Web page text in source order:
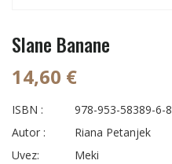
Slane Banane
14,60 €
ISBN :
978-953-58389-6-8
Autor :
Riana Petanjek
Uvez:
Meki